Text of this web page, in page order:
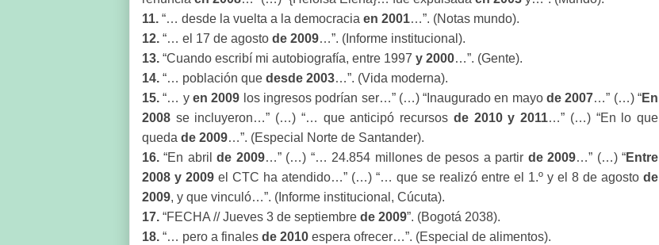
11. “… desde la vuelta a la democracia en 2001…”. (Notas mundo).
12. “… el 17 de agosto de 2009…”. (Informe institucional).
13. “Cuando escribí mi autobiografía, entre 1997 y 2000…”. (Gente).
14. “… población que desde 2003…”. (Vida moderna).
15. “… y en 2009 los ingresos podrían ser…” (…) “Inaugurado en mayode 2007…” (…) “En
2008 se incluyeron…” (…) “… que anticipó recursos de 2010 y 2011…” (…) “En lo que
queda de 2009…”. (Especial Norte de Santander).
16.“En abril de 2009…” (…) “… 24.854 millones de pesos a partir de 2009…” (…) “Entre
2008 y 2009 el CTC ha atendido…” (…) “… que se realizó entre el 1.º y el 8 de agosto de
2009, y que vinculó…”. (Informe institucional, Cúcuta).
17. “FECHA // Jueves 3 de septiembre de 2009”. (Bogotá 2038).
18. “… pero a finales de 2010 espera ofrecer…”. (Especial de alimentos).